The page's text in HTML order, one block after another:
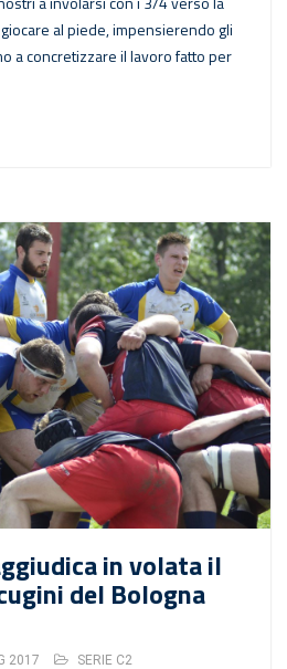
al piede, impensierendo gli
a concretizzare il lavoro fatto per
in volata il
del Bologna
2017
SERIE C2